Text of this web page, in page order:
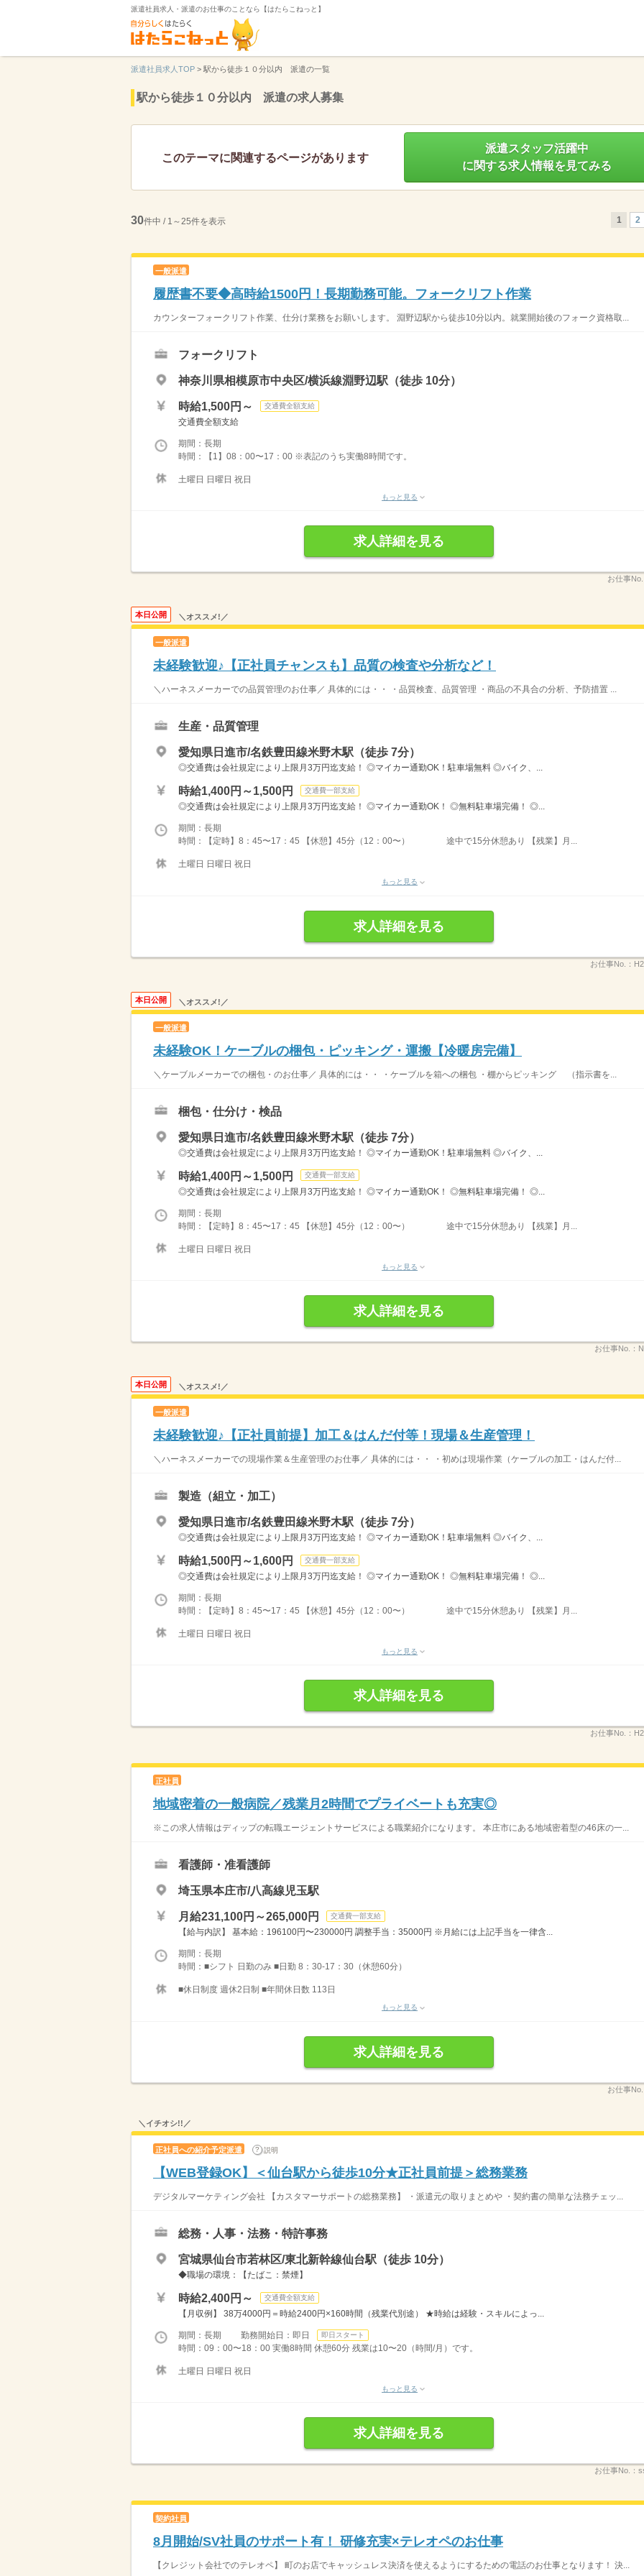
派遣社員求人・派遣のお仕事のことなら【はたらこねっと】
派遣社員求人TOP > 駅から徒歩１０分以内 派遣の一覧
駅から徒歩１０分以内 派遣の求人募集
このテーマに関連するページがあります
派遣スタッフ活躍中
に関する求人情報を見てみる
30件中 / 1～25件を表示 1 2
一般派遣
履歴書不要◆高時給1500円！長期勤務可能。フォークリフト作業
カウンターフォークリフト作業、仕分け業務をお願いします。 淵野辺駅から徒歩10分以内。就業開始後のフォーク資格取...
フォークリフト
神奈川県相模原市中央区/横浜線淵野辺駅（徒歩 10分）
時給1,500円～ 交通費全額支給
交通費全額支給
期間：長期
時間：【1】08：00〜17：00 ※表記のうち実働8時間です。
土曜日 日曜日 祝日
もっと見る
求人詳細を見る
お仕事No.
本日公開 ＼オススメ!／
一般派遣
未経験歓迎♪【正社員チャンスも】品質の検査や分析など！
＼ハーネスメーカーでの品質管理のお仕事／ 具体的には・・ ・品質検査、品質管理 ・商品の不具合の分析、予防措置 ...
生産・品質管理
愛知県日進市/名鉄豊田線米野木駅（徒歩 7分）
◎交通費は会社規定により上限月3万円迄支給！ ◎マイカー通勤OK！駐車場無料 ◎バイク、...
時給1,400円～1,500円 交通費一部支給
◎交通費は会社規定により上限月3万円迄支給！ ◎マイカー通勤OK！ ◎無料駐車場完備！ ◎...
期間：長期
時間：【定時】8：45〜17：45 【休憩】45分（12：00〜） 途中で15分休憩あり 【残業】月...
土曜日 日曜日 祝日
もっと見る
求人詳細を見る
お仕事No.：
本日公開 ＼オススメ!／
一般派遣
未経験OK！ケーブルの梱包・ピッキング・運搬【冷暖房完備】
＼ケーブルメーカーでの梱包・のお仕事／ 具体的には・・ ・ケーブルを箱への梱包 ・棚からピッキング （指示書を...
梱包・仕分け・検品
愛知県日進市/名鉄豊田線米野木駅（徒歩 7分）
◎交通費は会社規定により上限月3万円迄支給！ ◎マイカー通勤OK！駐車場無料 ◎バイク、...
時給1,400円～1,500円 交通費一部支給
◎交通費は会社規定により上限月3万円迄支給！ ◎マイカー通勤OK！ ◎無料駐車場完備！ ◎...
期間：長期
時間：【定時】8：45〜17：45 【休憩】45分（12：00〜） 途中で15分休憩あり 【残業】月...
土曜日 日曜日 祝日
もっと見る
求人詳細を見る
お仕事No.：
本日公開 ＼オススメ!／
一般派遣
未経験歓迎♪【正社員前提】加工＆はんだ付等！現場＆生産管理！
＼ハーネスメーカーでの現場作業＆生産管理のお仕事／ 具体的には・・ ・初めは現場作業（ケーブルの加工・はんだ付...
製造（組立・加工）
愛知県日進市/名鉄豊田線米野木駅（徒歩 7分）
◎交通費は会社規定により上限月3万円迄支給！ ◎マイカー通勤OK！駐車場無料 ◎バイク、...
時給1,500円～1,600円 交通費一部支給
◎交通費は会社規定により上限月3万円迄支給！ ◎マイカー通勤OK！ ◎無料駐車場完備！ ◎...
期間：長期
時間：【定時】8：45〜17：45 【休憩】45分（12：00〜） 途中で15分休憩あり 【残業】月...
土曜日 日曜日 祝日
もっと見る
求人詳細を見る
お仕事No.：
正社員
地域密着の一般病院／残業月2時間でプライベートも充実◎
※この求人情報はディップの転職エージェントサービスによる職業紹介になります。 本庄市にある地域密着型の46床の一...
看護師・准看護師
埼玉県本庄市/八高線児玉駅
月給231,100円～265,000円 交通費一部支給
【給与内訳】 基本給：196100円〜230000円 調整手当：35000円 ※月給には上記手当を一律含...
期間：長期
時間：■シフト 日勤のみ ■日勤 8：30-17：30（休憩60分）
■休日制度 週休2日制 ■年間休日数 113日
もっと見る
求人詳細を見る
お仕事No.
＼イチオシ!!／
正社員への紹介予定派遣 説明
【WEB登録OK】＜仙台駅から徒歩10分★正社員前提＞総務業務
デジタルマーケティング会社 【カスタマーサポートの総務業務】 ・派遣元の取りまとめや ・契約書の簡単な法務チェッ...
総務・人事・法務・特許事務
宮城県仙台市若林区/東北新幹線仙台駅（徒歩 10分）
◆職場の環境：【たばこ：禁煙】
時給2,400円～ 交通費全額支給
【月収例】 38万4000円＝時給2400円×160時間（残業代別途） ★時給は経験・スキルによっ...
期間：長期 勤務開始日：即日 即日スタート
時間：09：00〜18：00 実働8時間 休憩60分 残業は10〜20（時間/月）です。
土曜日 日曜日 祝日
もっと見る
求人詳細を見る
お仕事No.：
契約社員
8月開始/SV社員のサポート有！ 研修充実×テレオペのお仕事
【クレジット会社でのテレオペ】 町のお店でキャッシュレス決済を使えるようにするための電話のお仕事となります！ 決...